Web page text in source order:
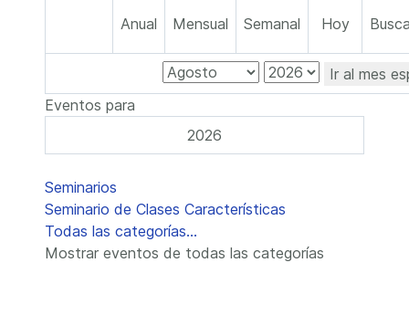
Anual Mensual Semanal Hoy
Ir al mes
Eventos para
2026
Lista de límites de paginación
Seminarios
Seminario de Clases Características
Todas las categorías...
Mostrar eventos de todas las categorías